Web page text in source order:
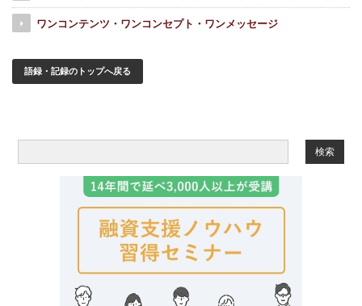
ワンコンテンツ・ワンコンセプト・ワンメッセージ
語録・記録のトップへ戻る